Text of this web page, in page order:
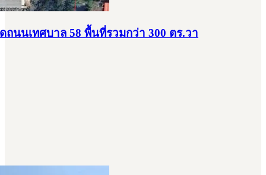
นนเทศบาล 58 พื้นที่รวมกว่า 300 ตร.วา